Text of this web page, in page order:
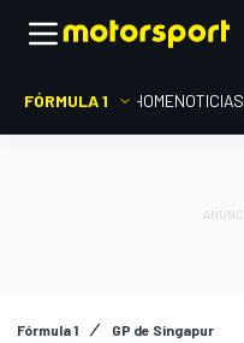
FÓRMULA 1 HOMENOTICIAS
Fórmula 1 GP de Singapur